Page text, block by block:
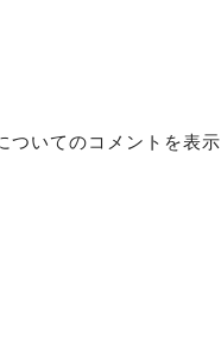
ついてのコメントを表示